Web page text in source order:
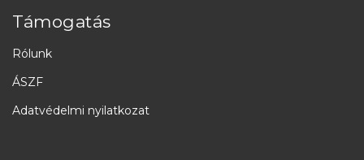
Támogatás
Rólunk
ÁSZF
Adatvédelmi nyilatkozat